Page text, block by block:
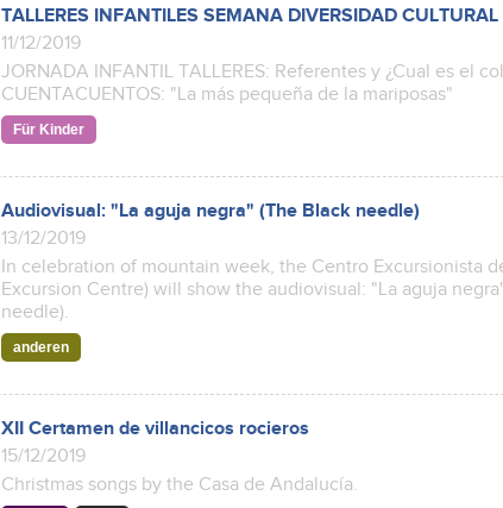
TALLERES INFANTILES SEMANA DIVERSIDAD CULTURAL
11/12/2019
JORNADA INFANTIL TALLERES: Referentes y ¿Cual es el
CUENTACUENTOS: "La más pequeña de la mariposas"
Für Kinder
Audiovisual: "La aguja negra" (The Black needle)
13/12/2019
In celebration of mountain week, the Centro Excursionista
Excursion Centre) will show the audiovisual: "La aguja
needle).
anderen
XII Certamen de villancicos rocieros
15/12/2019
Christmas songs by the Casa de Andalucía.